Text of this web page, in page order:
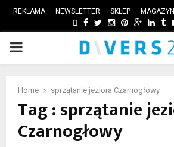
REKLAMA NEWSLETTER SKLEP
FACEBOOK
TWITTER
INSTAGRAM
PINTEREST
GOOGLE
PRIMARY
Home sprzątanie jeziora Czarnogłowy
Tag : sprzątanie
Czarnogłowy